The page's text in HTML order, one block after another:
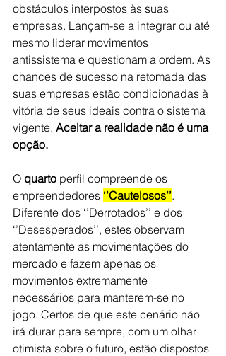
obstáculos interpostos às suas
empresas. Lançam-se a integrar ou até
mesmo liderar movimentos
antissistema e questionam a ordem. As
chances de sucesso na retomada das
suas empresas estão condicionadas à
vitória de seus ideais contra o sistema
vigente. Aceitar a realidade não é uma
opção.
O quarto perfil compreende os
empreendedores ‘’Cautelosos’’.
Diferente dos ‘’Derrotados’’ e dos
‘’Desesperados’’, estes observam
atentamente as movimentações do
mercado e fazem apenas os
movimentos extremamente
necessários para manterem-se no
jogo. Certos de que este cenário não
irá durar para sempre, com um olhar
otimista sobre o futuro, estão dispostos